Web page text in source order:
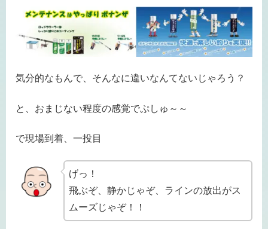
気分的なもんで、そんなに違いなんてないじゃろう？
と、おまじない程度の感覚でぷしゅ～～
で現場到着、一投目
げっ！
飛ぶぞ、静かじゃぞ、ラインの放出がス
ムーズじゃぞ！！